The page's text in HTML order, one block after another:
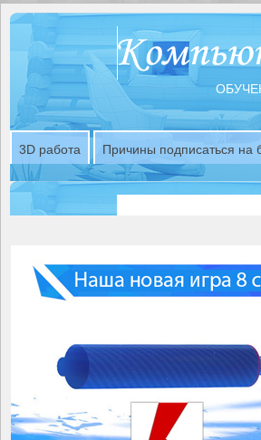
3D работа Причины подписаться на